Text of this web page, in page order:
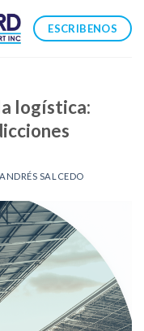
ESCRIBENOS
logística:
ANDRÉS SALCEDO